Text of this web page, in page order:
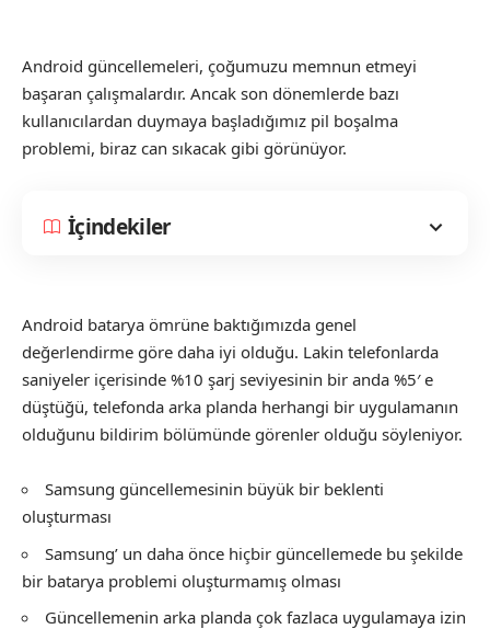
Android güncellemeleri, çoğumuzu memnun etmeyi
başaran çalışmalardır. Ancak son dönemlerde bazı
kullanıcılardan duymaya başladığımız pil boşalma
problemi, biraz can sıkacak gibi görünüyor.
İçindekiler
Android batarya ömrüne baktığımızda genel
değerlendirme göre daha iyi olduğu. Lakin telefonlarda
saniyeler içerisinde %10 şarj seviyesinin bir anda %5′ e
düştüğü, telefonda arka planda herhangi bir uygulamanın
olduğunu bildirim bölümünde görenler olduğu söyleniyor.
Samsung güncellemesinin büyük bir beklenti
oluşturması
Samsung’ un daha önce hiçbir güncellemede bu şekilde
bir batarya problemi oluşturmamış olması
Güncellemenin arka planda çok fazlaca uygulamaya izin